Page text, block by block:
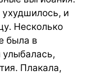
и
Несколько
была в
улыбалась,
Плакала,